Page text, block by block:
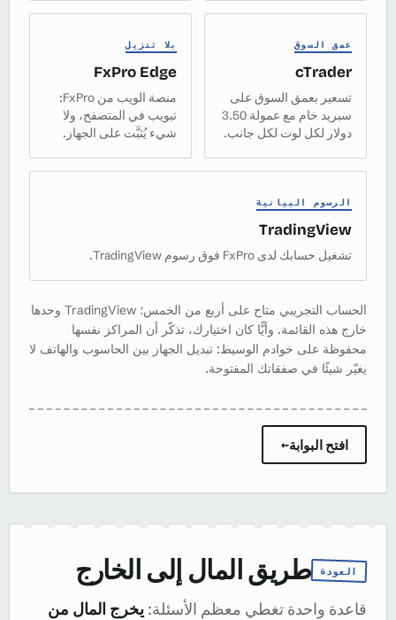
عمق السوق
cTrader
تسعير بعمق السوق على
سبريد خام مع عمولة 3.50
دولار لكل لوت لكل جانب.
بلا تنزيل
FxPro Edge
منصة الويب من FxPro:
تبويب في المتصفح، ولا
شيء يُثبَّت على الجهاز.
الرسوم البيانية
TradingView
تشغيل حسابك لدى FxPro فوق رسوم TradingView.
الحساب التجريبي متاح على أربع من الخمس؛ TradingView وحدها
خارج هذه القائمة. وأيًّا كان اختيارك، تذكّر أن المراكز نفسها
محفوظة على خوادم الوسيط: تبديل الجهاز بين الحاسوب والهاتف لا
يغيّر شيئًا في صفقاتك المفتوحة.
افتح البوابة→
العودة طريق المال إلى الخارج
قاعدة واحدة تغطي معظم الأسئلة: يخرج المال من